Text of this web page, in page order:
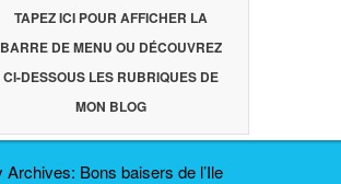
TAPEZ ICI POUR AFFICHER LA
BARRE DE MENU OU DÉCOUVREZ
CI-DESSOUS LES RUBRIQUES DE
MON BLOG
Archives: Bons baisers de l’Ile